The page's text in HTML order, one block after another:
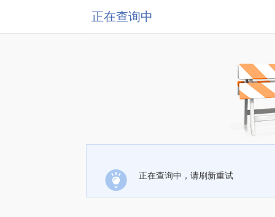
正在查询中
正在查询中，请刷新重试